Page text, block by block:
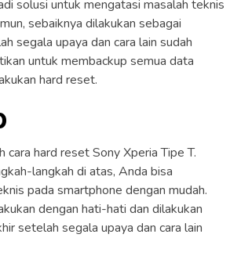
solusi untuk mengatasi masalah teknis
sebaiknya dilakukan sebagai
segala upaya dan cara lain sudah
untuk membackup semua data
hard reset.
cara hard reset Sony Xperia Tipe T.
langkah di atas, Anda bisa
pada smartphone dengan mudah.
dengan hati-hati dan dilakukan
setelah segala upaya dan cara lain